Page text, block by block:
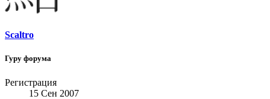
Scaltro
Гуру форума
Регистрация
15 Сен 2007